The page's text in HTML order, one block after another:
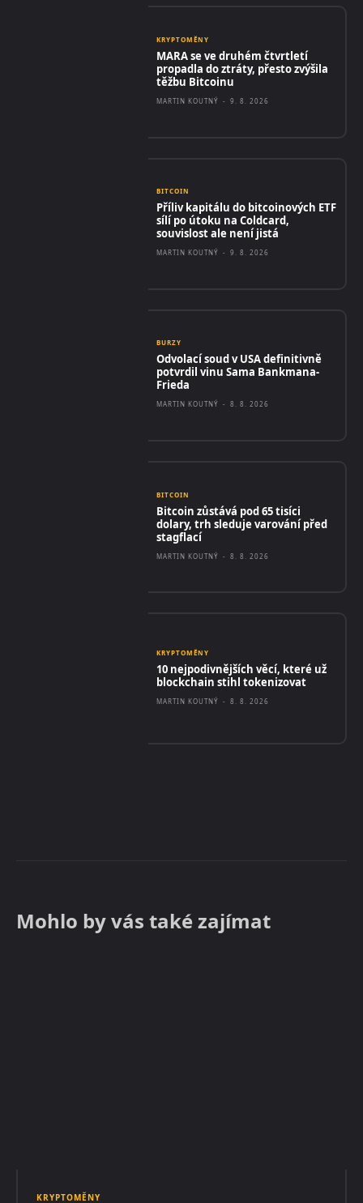
KRYPTOMĚNY
MARA se ve druhém čtvrtletí
propadla do ztráty, přesto zvýšila
těžbu Bitcoinu
MARTIN KOUTNÝ - 9. 8. 2026
BITCOIN
Příliv kapitálu do bitcoinových ETF
sílí po útoku na Coldcard,
souvislost ale není jistá
MARTIN KOUTNÝ - 9. 8. 2026
BURZY
Odvolací soud v USA definitivně
potvrdil vinu Sama Bankmana-
Frieda
MARTIN KOUTNÝ - 8. 8. 2026
BITCOIN
Bitcoin zůstává pod 65 tisíci
dolary, trh sleduje varování před
stagflací
MARTIN KOUTNÝ - 8. 8. 2026
KRYPTOMĚNY
10 nejpodivnějších věcí, které už
blockchain stihl tokenizovat
MARTIN KOUTNÝ - 8. 8. 2026
Mohlo by vás také zajímat
KRYPTOMĚNY